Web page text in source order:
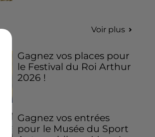
Voir plus
Gagnez vos places pour
le Festival du Roi Arthur
2026 !
Gagnez vos entrées
pour le Musée du Sport